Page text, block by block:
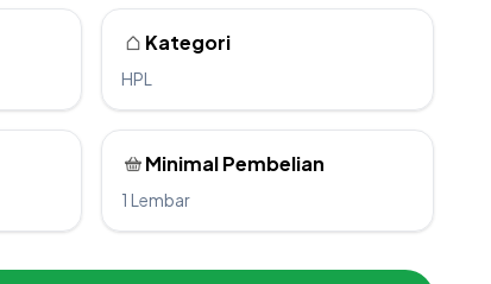
Kategori
HPL
Minimal Pembelian
1 Lembar